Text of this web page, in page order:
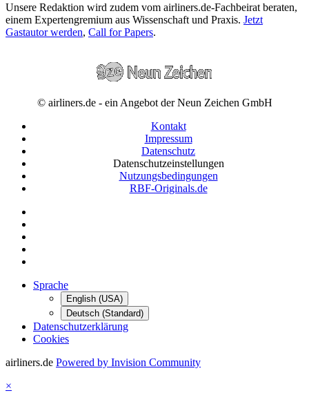
Unsere Redaktion wird zudem vom airliners.de-Fachbeirat beraten,
einem Expertengremium aus Wissenschaft und Praxis. Jetzt
Gastautor werden, Call for Papers.
© airliners.de - ein Angebot der Neun Zeichen GmbH
Kontakt
Impressum
Datenschutz
Datenschutzeinstellungen
Nutzungsbedingungen
RBF-Originals.de
Sprache
English (USA)
Deutsch (Standard)
Datenschutzerklärung
Cookies
airliners.de Powered by Invision Community
×